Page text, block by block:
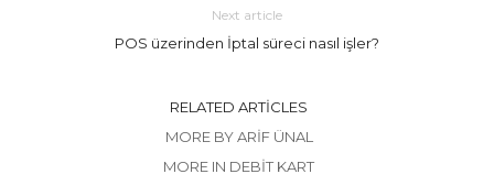
Next article
POS üzerinden İptal süreci nasıl işler?
RELATED ARTICLES
MORE BY ARIF ÜNAL
MORE IN DEBIT KART